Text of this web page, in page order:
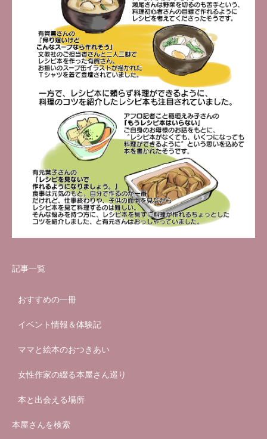
記事一覧
おすすめの一冊
イベント情報＆体験記
ママと絵本のおつきあい
女性作家の綴る本屋さん巡り
本と出会える場所
本屋さんを検索